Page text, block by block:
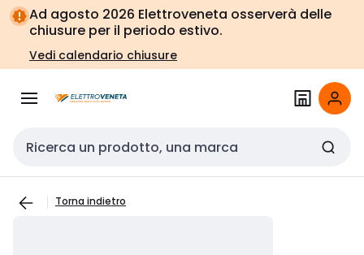
Vai alla
navigazione
Vai
alla
pagina
Ad agosto 2026 Elettroveneta osserverà delle
chiusure per il periodo estivo.
Vedi calendario chiusure
Cerca input
Torna indietro